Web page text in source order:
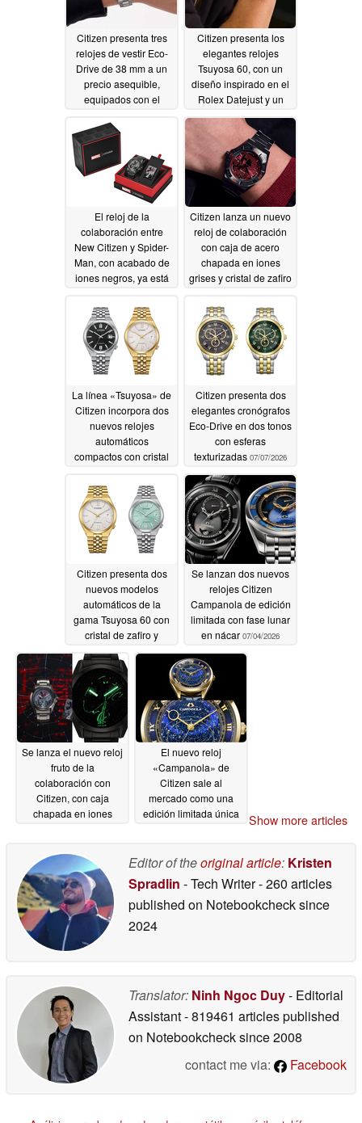
Citizen presenta tres
relojes de vestir Eco-
Drive de 38 mm a un
precio asequible,
equipados con el
Citizen presenta los
elegantes relojes
Tsuyosa 60, con un
diseño inspirado en el
Rolex Datejust y un
transparente.07/24/2026
El reloj de la
colaboración entre
New Citizen y Spider-
Man, con acabado de
iones negros, ya está
compra en EE. UU.
07/23/2026
Citizen lanza un nuevo
reloj de colaboración
con caja de acero
chapada en iones
grises y cristal de zafiro
La línea «Tsuyosa» de
Citizen incorpora dos
nuevos relojes
automáticos
compactos con cristal
Citizen presenta dos
elegantes cronógrafos
Eco-Drive en dos tonos
con esferas
texturizadas 07/07/2026
Citizen presenta dos
nuevos modelos
automáticos de la
gama Tsuyosa 60 con
cristal de zafiro y
07/07/2026
Se lanzan dos nuevos
relojes Citizen
Campanola de edición
limitada con fase lunar
en nácar 07/04/2026
Se lanza el nuevo reloj
fruto de la
colaboración con
Citizen, con caja
chapada en iones
07/02/2026
El nuevo reloj
«Campanola» de
Citizen sale al
mercado como una
edición limitada única
estrellas07/01/2026
Show more articles
Editor of theoriginal article: Kristen
Spradlin - Tech Writer- 260 articles
published on Notebookchecksince
2024
Translator: Ninh Ngoc Duy- Editorial
Assistant- 819461 articles published
on Notebookchecksince 2008
contact me via:
Facebook